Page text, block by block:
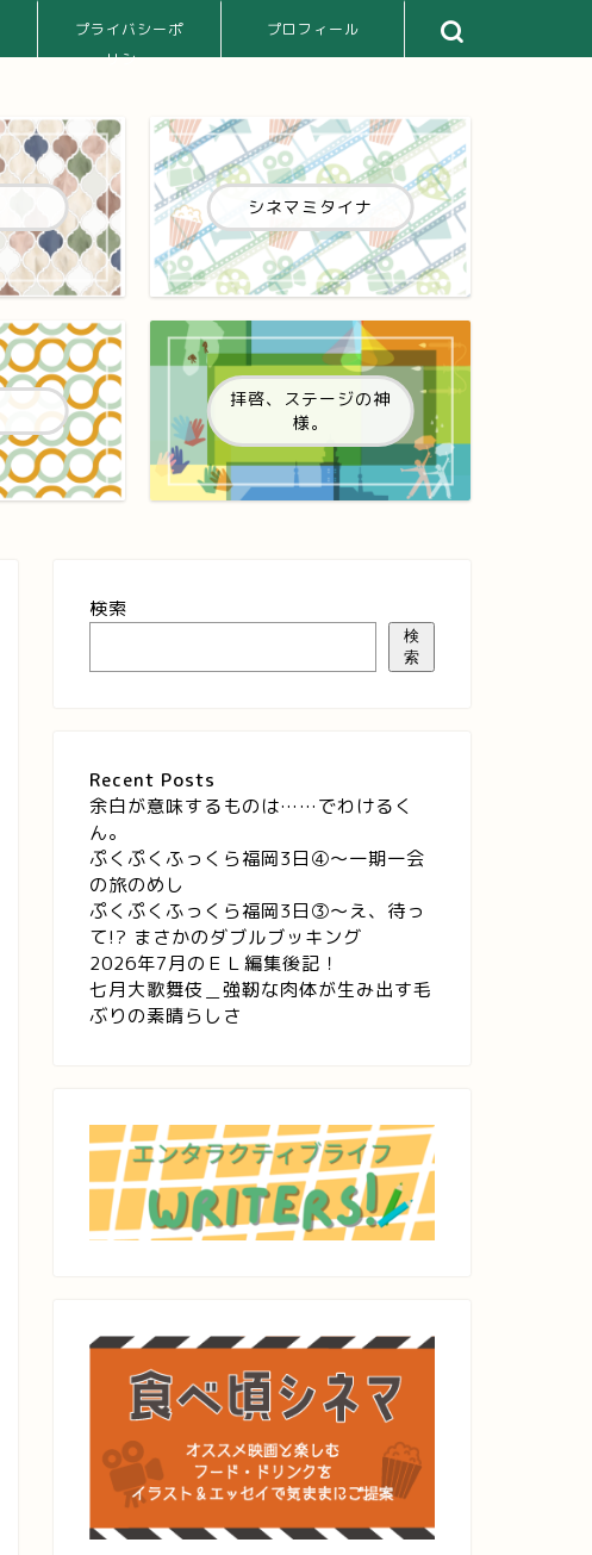
プライバシーポ
リシー
プロフィール
シネマミタイナ
拝啓、ステージの神
様。
検索
検
索
Recent Posts
余白が意味するものは……でわけるく
ん。
ぷくぷくふっくら福岡3日④～一期一会
の旅のめし
ぷくぷくふっくら福岡3日③～え、待っ
て!? まさかのダブルブッキング
2026年7月のＥＬ編集後記！
七月大歌舞伎＿強靭な肉体が生み出す毛
ぶりの素晴らしさ